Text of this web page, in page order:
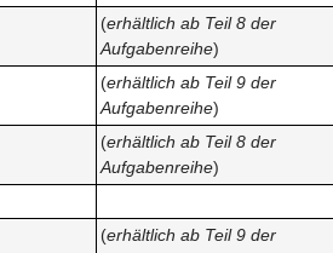
(erhältlich ab Teil 8 der
Aufgabenreihe)
(erhältlich ab Teil 9 der
Aufgabenreihe)
(erhältlich ab Teil 8 der
Aufgabenreihe)
(erhältlich ab Teil 9 der